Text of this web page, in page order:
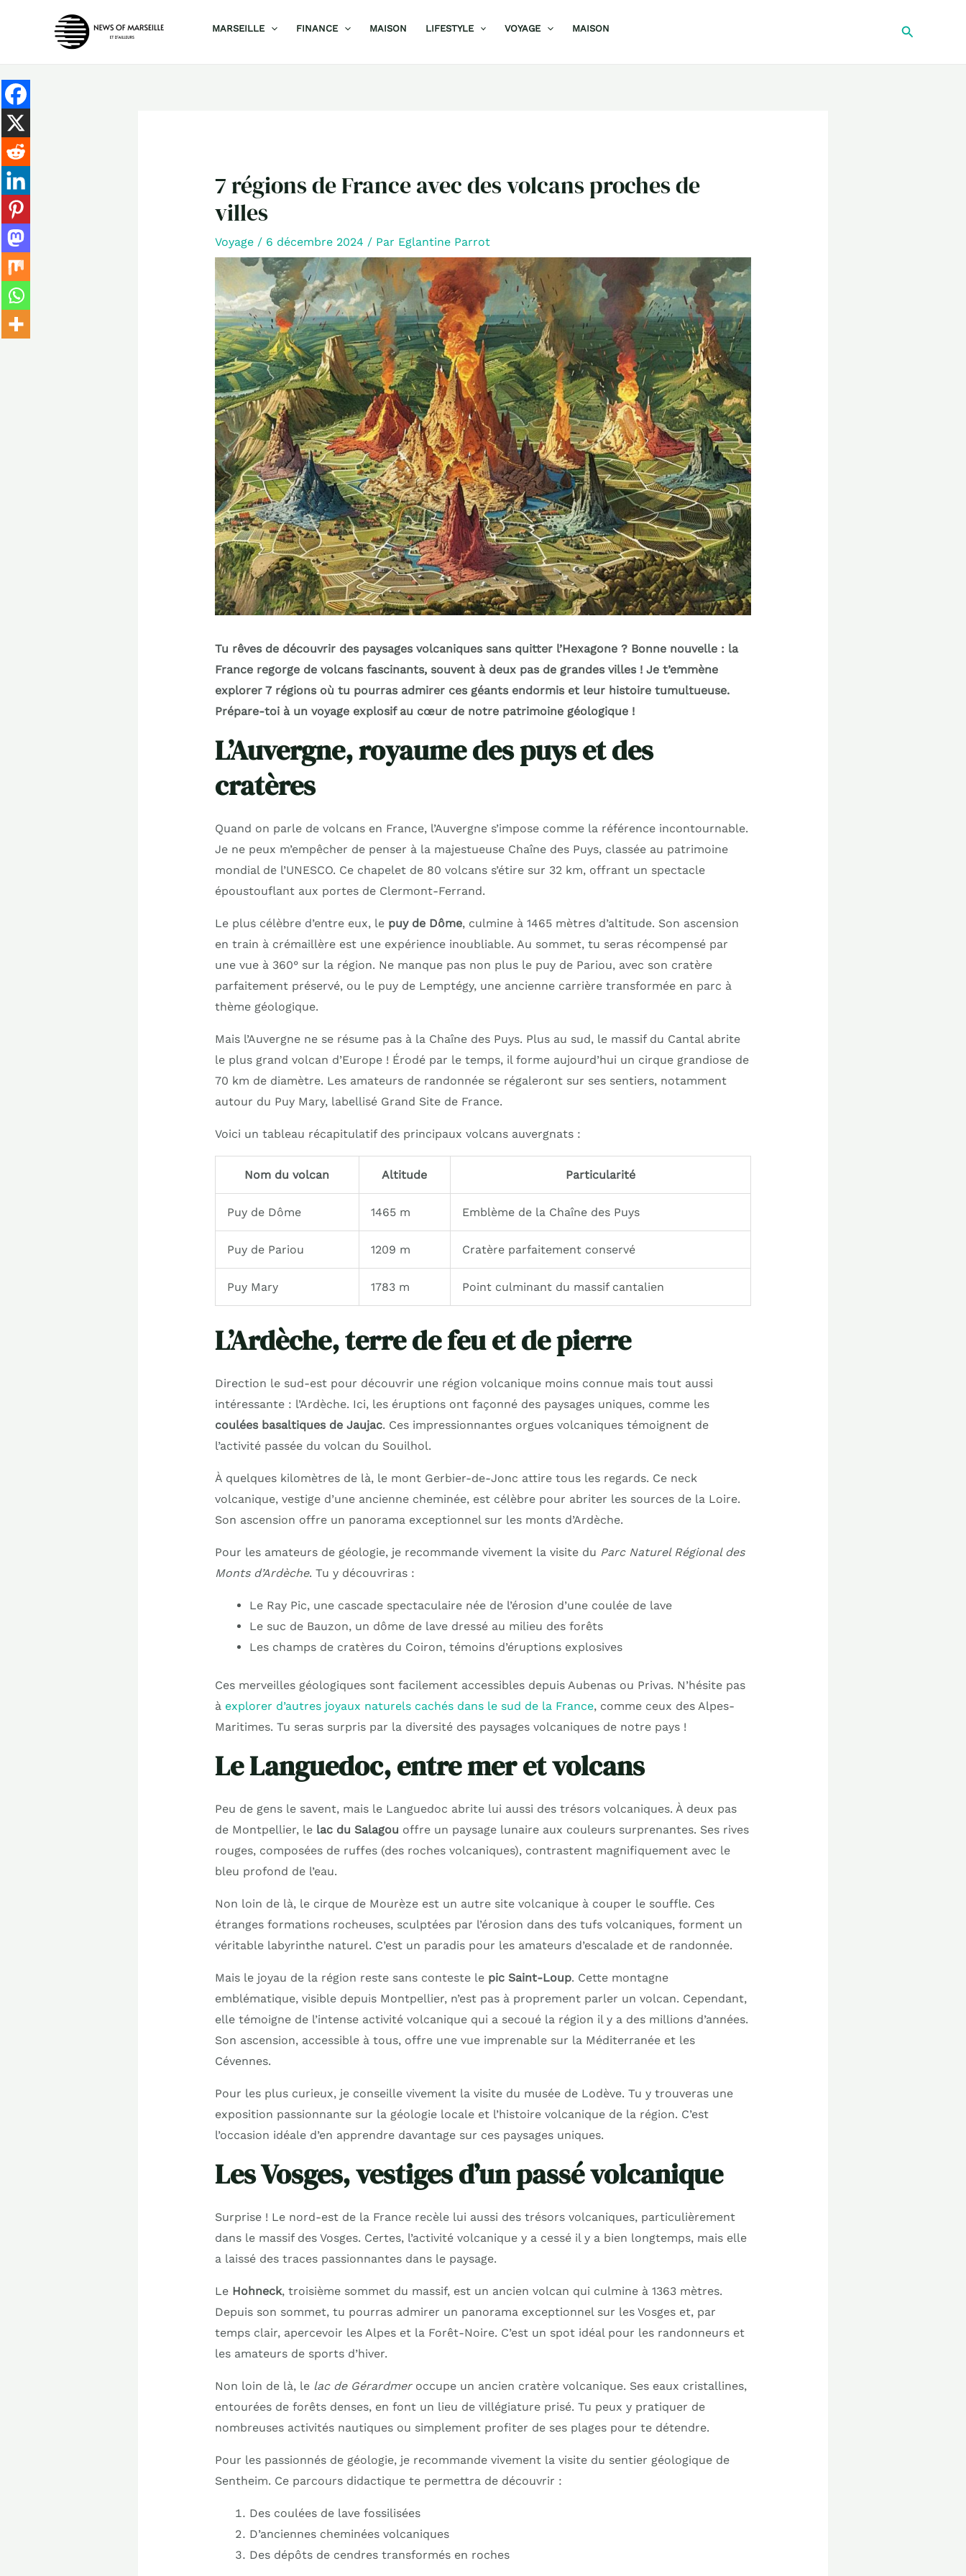
MARSEILLE FINANCE MAISON LIFESTYLE VOYAGE MAISON
7 régions de France avec des volcans proches de
villes
Voyage/ 6 décembre 2024 / Par Eglantine Parrot
Tu rêves de découvrir des paysages volcaniques sans quitter l’Hexagone ? Bonne nouvelle : la
France regorge de volcans fascinants, souvent à deux pas de grandes villes ! Je t’emmène
explorer 7 régions où tu pourras admirer ces géants endormis et leur histoire tumultueuse.
Prépare-toi à un voyage explosif au cœur de notre patrimoine géologique !
L’Auvergne, royaume des puys et des
cratères
Quand on parle de volcans en France, l’Auvergne s’impose comme la référence incontournable.
Je ne peux m’empêcher de penser à la majestueuse Chaîne des Puys, classée au patrimoine
mondial de l’UNESCO. Ce chapelet de 80 volcans s’étire sur 32 km, offrant un spectacle
époustouflant aux portes de Clermont-Ferrand.
Le plus célèbre d’entre eux, le puy de Dôme, culmine à 1465 mètres d’altitude. Son ascension
en train à crémaillère est une expérience inoubliable. Au sommet, tu seras récompensé par
une vue à 360° sur la région. Ne manque pas non plus le puy de Pariou, avec son cratère
parfaitement préservé, ou le puy de Lemptégy, une ancienne carrière transformée en parc à
thème géologique.
Mais l’Auvergne ne se résume pas à la Chaîne des Puys. Plus au sud, le massif du Cantal abrite
le plus grand volcan d’Europe ! Érodé par le temps, il forme aujourd’hui un cirque grandiose de
70 km de diamètre. Les amateurs de randonnée se régaleront sur ses sentiers, notamment
autour du Puy Mary, labellisé Grand Site de France.
Voici un tableau récapitulatif des principaux volcans auvergnats :
Nom du volcan Altitude Particularité
Puy de Dôme 1465 m Emblème de la Chaîne des Puys
Puy de Pariou 1209 m Cratère parfaitement conservé
Puy Mary 1783 m Point culminant du massif cantalien
L’Ardèche, terre de feu et de pierre
Direction le sud-est pour découvrir une région volcanique moins connue mais tout aussi
intéressante : l’Ardèche. Ici, les éruptions ont façonné des paysages uniques, comme les
coulées basaltiques de Jaujac. Ces impressionnantes orgues volcaniques témoignent de
l’activité passée du volcan du Souilhol.
À quelques kilomètres de là, le mont Gerbier-de-Jonc attire tous les regards. Ce neck
volcanique, vestige d’une ancienne cheminée, est célèbre pour abriter les sources de la Loire.
Son ascension offre un panorama exceptionnel sur les monts d’Ardèche.
Pour les amateurs de géologie, je recommande vivement la visite du Parc Naturel Régional des
Monts d’Ardèche. Tu y découvriras :
Le Ray Pic, une cascade spectaculaire née de l’érosion d’une coulée de lave
Le suc de Bauzon, un dôme de lave dressé au milieu des forêts
Les champs de cratères du Coiron, témoins d’éruptions explosives
Ces merveilles géologiques sont facilement accessibles depuis Aubenas ou Privas. N’hésite pas
à explorer d’autres joyaux naturels cachés dans le sud de la France, comme ceux des Alpes-
Maritimes. Tu seras surpris par la diversité des paysages volcaniques de notre pays !
Le Languedoc, entre mer et volcans
Peu de gens le savent, mais le Languedoc abrite lui aussi des trésors volcaniques. À deux pas
de Montpellier, le lac du Salagou offre un paysage lunaire aux couleurs surprenantes. Ses rives
rouges, composées de ruffes (des roches volcaniques), contrastent magnifiquement avec le
bleu profond de l’eau.
Non loin de là, le cirque de Mourèze est un autre site volcanique à couper le souffle. Ces
étranges formations rocheuses, sculptées par l’érosion dans des tufs volcaniques, forment un
véritable labyrinthe naturel. C’est un paradis pour les amateurs d’escalade et de randonnée.
Mais le joyau de la région reste sans conteste le pic Saint-Loup. Cette montagne
emblématique, visible depuis Montpellier, n’est pas à proprement parler un volcan. Cependant,
elle témoigne de l’intense activité volcanique qui a secoué la région il y a des millions d’années.
Son ascension, accessible à tous, offre une vue imprenable sur la Méditerranée et les
Cévennes.
Pour les plus curieux, je conseille vivement la visite du musée de Lodève. Tu y trouveras une
exposition passionnante sur la géologie locale et l’histoire volcanique de la région. C’est
l’occasion idéale d’en apprendre davantage sur ces paysages uniques.
Les Vosges, vestiges d’un passé volcanique
Surprise ! Le nord-est de la France recèle lui aussi des trésors volcaniques, particulièrement
dans le massif des Vosges. Certes, l’activité volcanique y a cessé il y a bien longtemps, mais elle
a laissé des traces passionnantes dans le paysage.
Le Hohneck, troisième sommet du massif, est un ancien volcan qui culmine à 1363 mètres.
Depuis son sommet, tu pourras admirer un panorama exceptionnel sur les Vosges et, par
temps clair, apercevoir les Alpes et la Forêt-Noire. C’est un spot idéal pour les randonneurs et
les amateurs de sports d’hiver.
Non loin de là, le lac de Gérardmeroccupe un ancien cratère volcanique. Ses eaux cristallines,
entourées de forêts denses, en font un lieu de villégiature prisé. Tu peux y pratiquer de
nombreuses activités nautiques ou simplement profiter de ses plages pour te détendre.
Pour les passionnés de géologie, je recommande vivement la visite du sentier géologique de
Sentheim. Ce parcours didactique te permettra de découvrir :
Des coulées de lave fossilisées
D’anciennes cheminées volcaniques
Des dépôts de cendres transformés en roches